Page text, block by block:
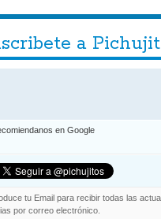
a
en Google
tu Email para recibir todas las
por correo electrónico.